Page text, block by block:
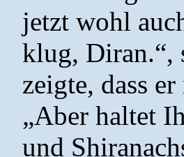
jetzt wohl
klug, Diran.“,
zeigte, dass
„Aber haltet
und